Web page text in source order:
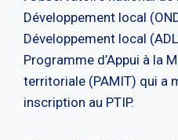
Développement local
Développement local
Programme d’Appui à la
territoriale (PAMIT) qui a
inscription au PTIP.